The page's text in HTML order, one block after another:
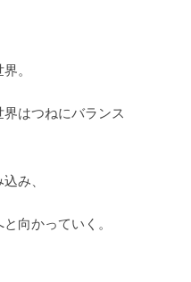
。
はつねにバランス
み、
向かっていく。